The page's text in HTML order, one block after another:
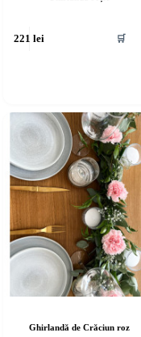
221lei 🛒
Ghirlandă de Crăciun roz